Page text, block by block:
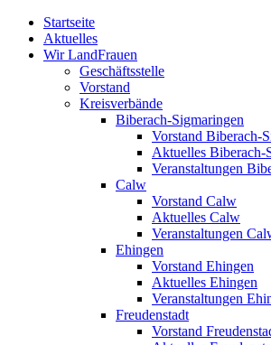
Zum
Inhalt
springen
Startseite
Aktuelles
Wir LandFrauen
Geschäftsstelle
Vorstand
Kreisverbände
Biberach-Sigmaringen
Vorstand Biberach-
Aktuelles Biberach-
Veranstaltungen
Calw
Vorstand Calw
Aktuelles Calw
Veranstaltungen
Ehingen
Vorstand Ehingen
Aktuelles Ehingen
Veranstaltungen
Freudenstadt
Vorstand